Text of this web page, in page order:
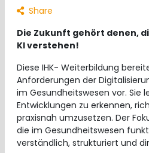
Share
Die Zukunft gehört denen,
KI verstehen!
Diese IHK- Weiterbildung
Anforderungen der
im Gesundheitswesen vor. Sie
Entwicklungen zu erkennen,
praxisnah umzusetzen. Der
die im Gesundheitswesen
verständlich, strukturiert und